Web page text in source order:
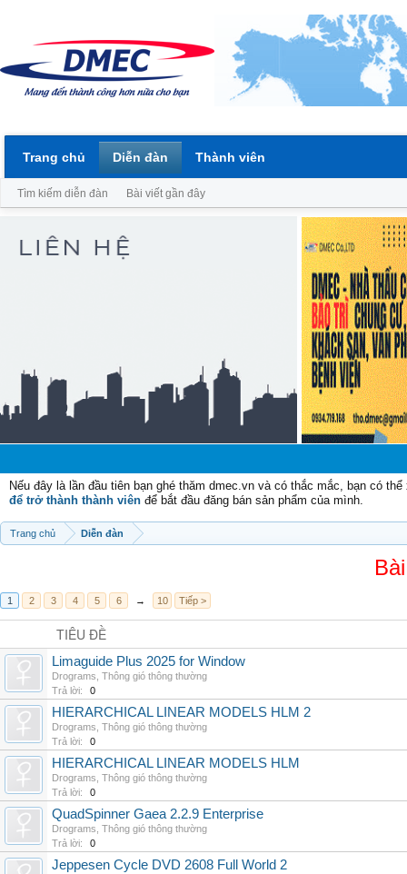
Nếu đây là lần đầu tiên bạn ghé thăm dmec.vn và có thắc mắc, bạn có
để trở thành thành viên để bắt đầu đăng bán sản phẩm của mình.
Trang chủ Diễn đàn
1 2 3 4 5 6 → 10 Tiếp >
TIÊU ĐỀ
Limaguide Plus 2025 for Window
Drograms Thông gió thông thường
Trả lời:
0
HIERARCHICAL LINEAR MODELS HLM 2
Drograms Thông gió thông thường
Trả lời:
0
HIERARCHICAL LINEAR MODELS HLM
Drograms Thông gió thông thường
Trả lời:
0
QuadSpinner Gaea 2.2.9 Enterprise
Drograms Thông gió thông thường
Trả lời:
0
Jeppesen Cycle DVD 2608 Full World 2
Trang chủ Diễn đàn
Tìm kiếm diễn đàn Bài viết gần đây
Thành viên